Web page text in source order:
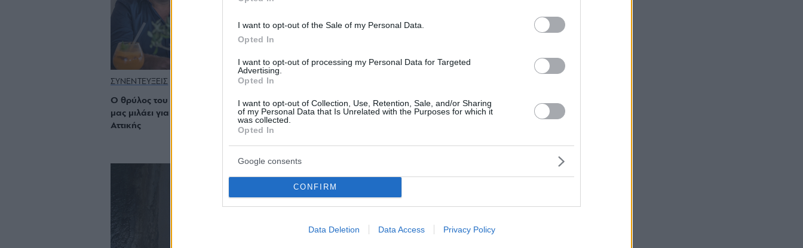
I want to opt-out of the Sale of my Personal Data.
Opted In
I want to opt-out of processing my Personal Data for Targeted
Advertising.
Opted In
I want to opt-out of Collection, Use, Retention, Sale, and/or Sharing
of my Personal Data that Is Unrelated with the Purposes for which it
was collected.
Opted In
Google consents
CONFIRM
Data Deletion Data Access Privacy Policy
ΣΥΝΕΝΤΕΥΞΕΙΣ
Ο θρύλος του Egomio: Ο Τάκης Ντόκος
μας μιλάει για το πιο επιτυχημένο café της
Αττικής
Βοσκώντας πρόβατα και κατσίκια στον
Άλιμο: Οι αναμνήσεις ενός παλιού νότιου